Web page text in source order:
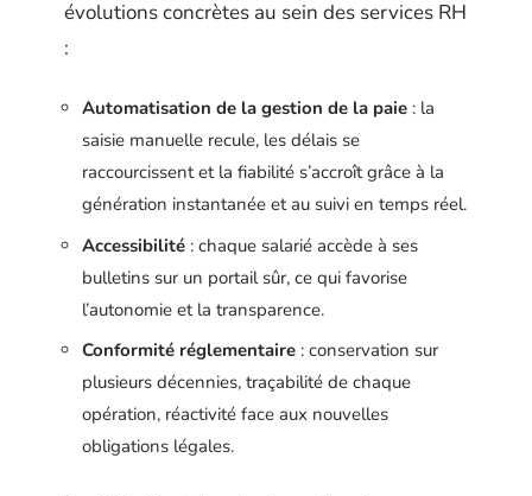
évolutions concrètes au sein des services RH
:
Automatisation de la gestion de la paie : la
saisie manuelle recule, les délais se
raccourcissent et la fiabilité s’accroît grâce à la
génération instantanée et au suivi en temps réel.
Accessibilité : chaque salarié accède à ses
bulletins sur un portail sûr, ce qui favorise
l’autonomie et la transparence.
Conformité réglementaire : conservation sur
plusieurs décennies, traçabilité de chaque
opération, réactivité face aux nouvelles
obligations légales.